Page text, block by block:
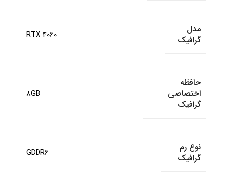
مدل
گرافیک
RTX 4060
حافظه
اختصاصی
گرافیک
8GB
نوع رم
گرافیک
GDDR6